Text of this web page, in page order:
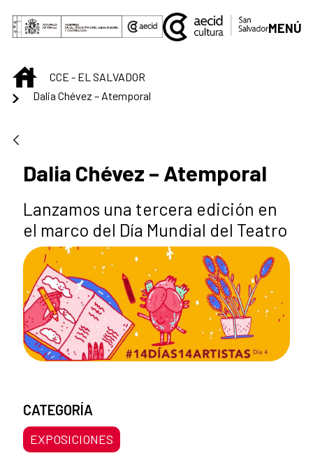
Saltar al contenido principal
MENÚ
INICIOCCE - EL SALVADOR
Dalia Chévez – Atemporal
Dalia Chévez – Atemporal
Lanzamos una tercera edición en
el marco del Día Mundial del Teatro
CATEGORÍA
EXPOSICIONES